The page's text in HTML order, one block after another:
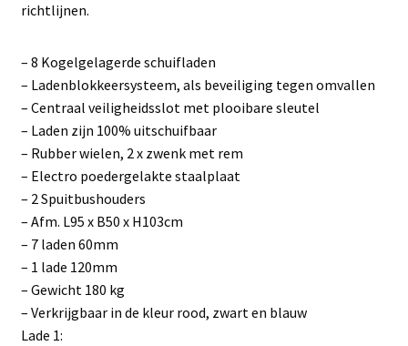
richtlijnen.
– 8 Kogelgelagerde schuifladen
– Ladenblokkeersysteem, als beveiliging tegen omvallen
– Centraal veiligheidsslot met plooibare sleutel
– Laden zijn 100% uitschuifbaar
– Rubber wielen, 2 x zwenk met rem
– Electro poedergelakte staalplaat
– 2 Spuitbushouders
– Afm. L95 x B50 x H103cm
– 7 laden 60mm
– 1 lade 120mm
– Gewicht 180 kg
– Verkrijgbaar in de kleur rood, zwart en blauw
Lade 1: